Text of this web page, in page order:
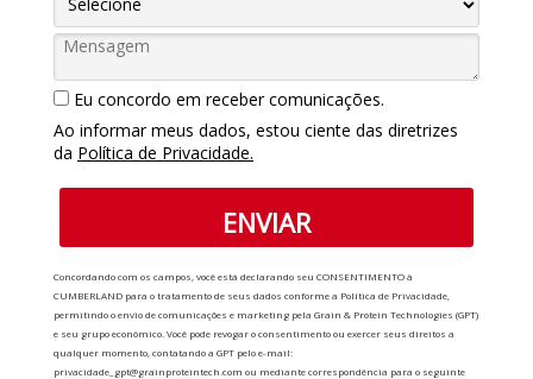
*
Eu concordo em receber comunicações.
Ao informar meus dados, estou ciente das diretrizes
da Política de Privacidade.
ENVIAR
Concordando com os campos, você está declarando seu CONSENTIMENTO à
CUMBERLAND para o tratamento de seus dados conforme a Política de Privacidade,
permitindo o envio de comunicações e marketing pela Grain & Protein Technologies (GPT)
e seu grupo econômico. Você pode revogar o consentimento ou exercer seus direitos a
qualquer momento, contatando a GPT pelo e-mail:
privacidade_gpt@grainproteintech.com ou mediante correspondência para o seguinte